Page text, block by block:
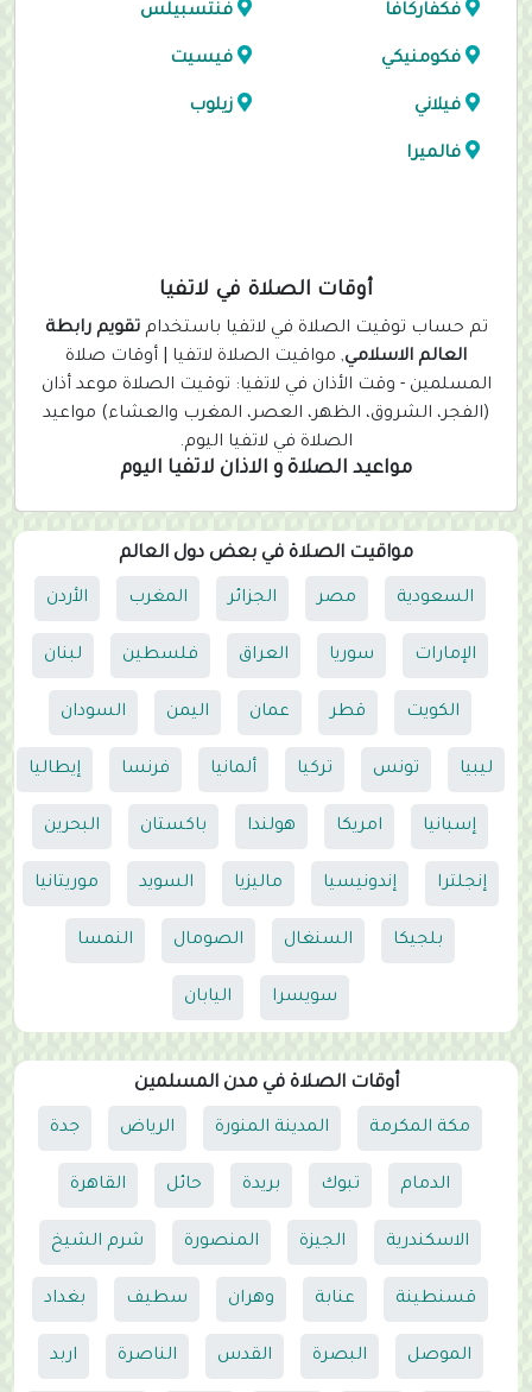
فكفاركافا فنتسبيلس
فكومنيكي فيسيت
فيلاني زيلوب
فالميرا
أوقات الصلاة في لاتفيا
تم حساب توقيت الصلاة في لاتفيا باستخدامتقويم رابطة
العالم الاسلامي, مواقيت الصلاة لاتفيا | أوقات صلاة
المسلمين - وقت الأذان في لاتفيا: توقيت الصلاة موعد أذان
(الفجر، الشروق، الظهر، العصر، المغرب والعشاء) مواعيد
الصلاة في لاتفيا اليوم.
مواعيد الصلاة و الاذان لاتفيا اليوم
مواقيت الصلاة في بعض دول العالم
السعودية مصر الجزائر المغرب الأردن
الإمارات سوريا العراق فلسطين لبنان
الكويت قطر عمان اليمن السودان
ليبيا تونس تركيا ألمانيا فرنسا إيطاليا
إسبانيا امريكا هولندا باكستان البحرين
إنجلترا إندونيسيا ماليزيا السويد موريتانيا
بلجيكا السنغال الصومال النمسا
سويسرا اليابان
أوقات الصلاة في مدن المسلمين
مكة المكرمة المدينة المنورة الرياض جدة
الدمام تبوك بريدة حائل القاهرة
الاسكندرية الجيزة المنصورة شرم الشيخ
قسنطينة عنابة وهران سطيف بغداد
الموصل البصرة القدس الناصرة اربد